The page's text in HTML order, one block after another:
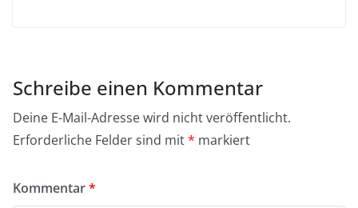
Schreibe einen Kommentar
Deine E-Mail-Adresse wird nicht veröffentlicht.
Erforderliche Felder sind mit* markiert
Kommentar*